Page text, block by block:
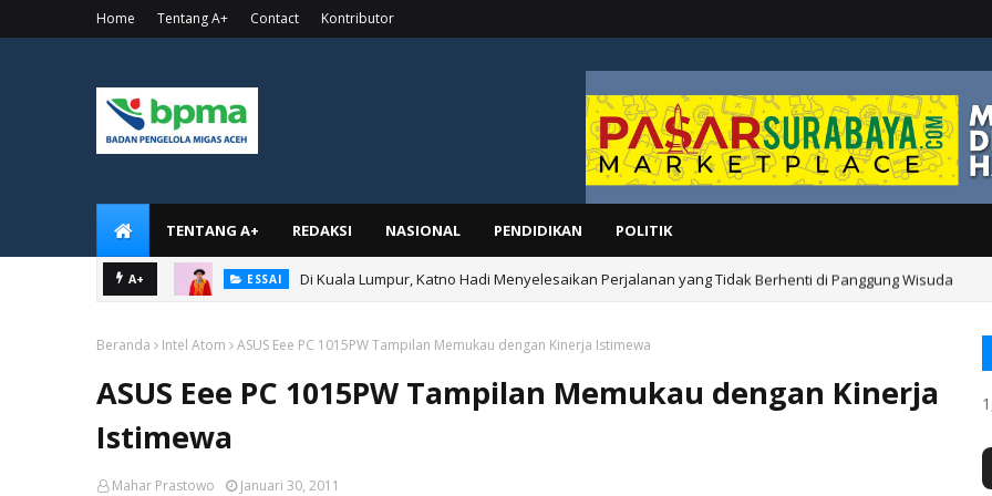
Home Tentang A+ Contact Kontributor
TENTANG A+ REDAKSI NASIONAL PENDIDIKAN POLITIK
A+ ESSAI Di Kuala Lumpur, Katno Hadi Menyelesaikan Perjalanan yang Tidak Berhenti di Panggung Wisuda
Beranda Intel Atom ASUS Eee PC 1015PW Tampilan Memukau dengan Kinerja Istimewa
ASUS Eee PC 1015PW Tampilan Memukau dengan Kinerja
Istimewa
Mahar Prastowo Januari 30, 2011